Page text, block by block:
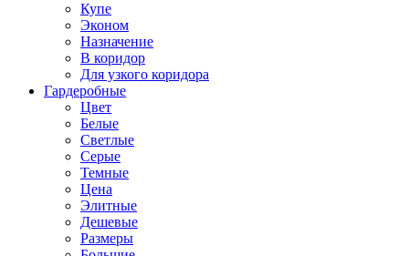
Купе
Эконом
Назначение
В коридор
Для узкого коридора
Гардеробные
Цвет
Белые
Светлые
Серые
Темные
Цена
Элитные
Дешевые
Размеры